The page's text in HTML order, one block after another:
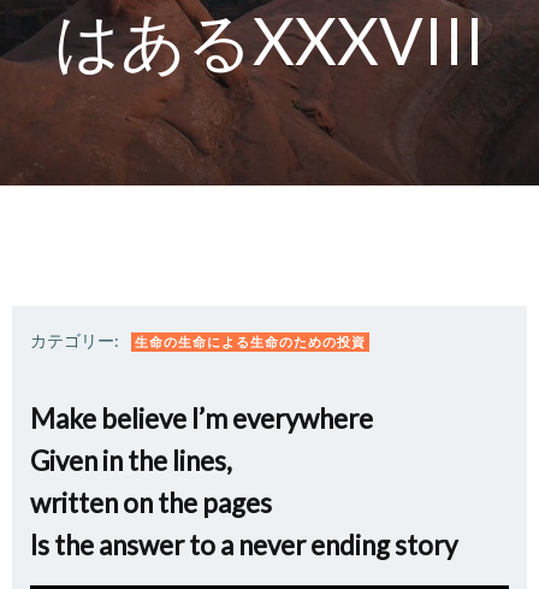
はあるXXXVIII
カテゴリー: 生命の生命による生命のための投資
Make believe I’m everywhere
Given in the lines,
written on the pages
Is the answer to a never ending story